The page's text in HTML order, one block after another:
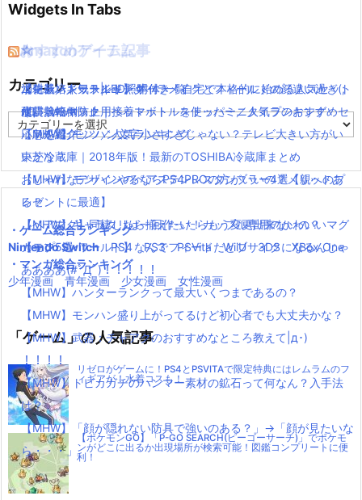
Widgets In Tabs
おすすめゲーム記事
【モンハンワールド】キャラメイクとフィールドの顔違い過ぎ(;
´Д｀)www
【MHW】モンハン文字小さすぎじゃない？テレビ大きい方がい
いかな？
【MHW】モンハンやるならPS4PROの方がいいの？メリットあ
る？
【MHW】キャラクリは一回作ったらもう変更出来ないの？
【モンハンワールド】なんでフィードだとブサイクになるんじゃ
ああああ(#ﾟДﾟ)！！！！！
【MHW】ハンターランクって最大いくつまであるの？
【MHW】モンハン盛り上がってるけど初心者でも大丈夫かな？
【MHW】武器：チャアクのおすすめなところ教えて|д･)
！！！！
【MHW】トビカガチのハンマー素材の鉱石って何なん？入手法
は？
【MHW】「顔が隠れない防具で強いのある？」→「顔が見たいな
ら・・・」
Amazonアイテム
水耕栽培キット|LED照明付き！自宅で本格的に始める人気セット
水耕栽培キット｜ペットボトルを使ったミニタイプのおすすめセ
ットを紹介
東芝冷蔵庫｜2018年版！最新のTOSHIBA冷蔵庫まとめ
おしゃれなデザインのペアステンレスタンブラー4選【親へのプ
レゼントに最適】
【ペアマグ】同棲したら揃えたい！カップル専用のかわいいマグ
カップ5選
☆
ニンテンドースイッチ 本体 一覧
使い捨てマスク
☆
消化器／人気ランキング
耐震・転倒防止用接着マット・ストッパー／人気ランキング
応急処置グッツ／人気ランキング
☆
カテゴリー
テ
リ
ー
・ゲーム総合ランキング
Nintendo Switch
PS4 PS3 PSVita WiiU 3DS
XBox One
・マンガ総合ランキング
少年漫画
青年漫画 少女漫画 女性漫画
「ゲーム」の人気記事
リゼロがゲームに！PS4とPSVITAで限定特典にはレムラムのフ
ィギアが！水着コスも！
【ポケモンGO】「P-GO SEARCH(ピーゴーサーチ)」でポケモ
ンがどこに出るか出現場所が検索可能！図鑑コンプリートに便
利！